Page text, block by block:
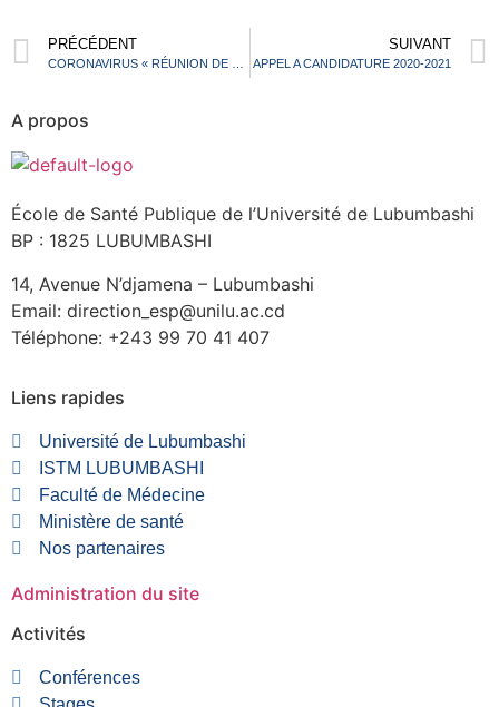
PRÉCÉDENT
CORONAVIRUS « RÉUNION DE SENSIBILISATION »
SUIVANT
APPEL A CANDIDATURE 2020-2021
A propos
École de Santé Publique de l’Université de Lubumbashi
BP : 1825 LUBUMBASHI
14, Avenue N’djamena – Lubumbashi
Email: direction_esp@unilu.ac.cd
Téléphone: +243 99 70 41 407
Liens rapides
Université de Lubumbashi
ISTM LUBUMBASHI
Faculté de Médecine
Ministère de santé
Nos partenaires
Administration du site
Activités
Conférences